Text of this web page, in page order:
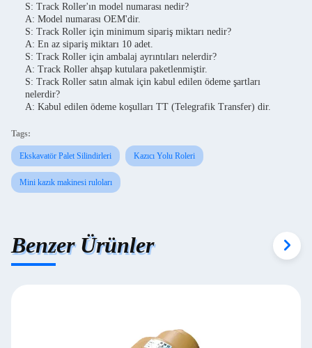
S: Track Roller'ın model numarası nedir?
A: Model numarası OEM'dir.
S: Track Roller için minimum sipariş miktarı nedir?
A: En az sipariş miktarı 10 adet.
S: Track Roller için ambalaj ayrıntıları nelerdir?
A: Track Roller ahşap kutulara paketlenmiştir.
S: Track Roller satın almak için kabul edilen ödeme şartları
nelerdir?
A: Kabul edilen ödeme koşulları TT (Telegrafik Transfer) dir.
Tags:
Ekskavatör Palet Silindirleri Kazıcı Yolu Roleri
Mini kazık makinesi ruloları
Benzer Ürünler